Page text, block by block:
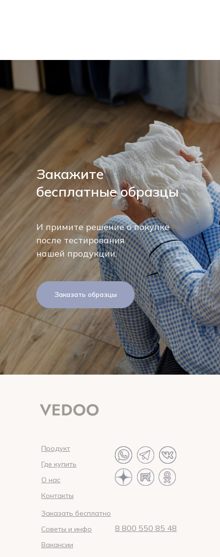
И примите решение о покупке
после тестирования
нашей продукции.
Закажите
бесплатные образцы
Заказать образцы
Продукт
Где купить
О нас
Контакты
Заказать бесплатно
Советы и инфо
Вакансии
8 800 550 85 48